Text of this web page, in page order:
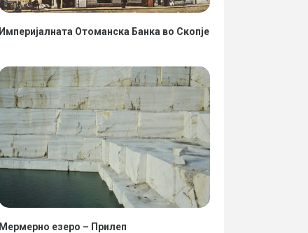
Империјалната Отоманска Банка во Скопје
Мермерно езеро – Прилеп